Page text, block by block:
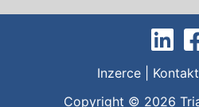
Inzerce| Kontakt
Copyright © 2026